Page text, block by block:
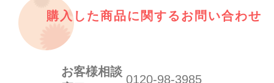
購入した商品に関するお問い合わせ
お客様相談
0120-98-3985